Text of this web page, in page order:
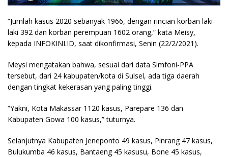
“Jumlah kasus 2020 sebanyak 1966, dengan rincian korban laki-
laki 392 dan korban perempuan 1602 orang,” kata Meisy,
kepada INFOKINI.ID, saat dikonfirmasi, Senin (22/2/2021).
Meysi mengatakan bahwa, sesuai dari data Simfoni-PPA
tersebut, dari 24 kabupaten/kota di Sulsel, ada tiga daerah
dengan tingkat kekerasan yang paling tinggi.
“Yakni, Kota Makassar 1120 kasus, Parepare 136 dan
Kabupaten Gowa 100 kasus,” tuturnya.
Selanjutnya Kabupaten Jeneponto 49 kasus, Pinrang 47 kasus,
Bulukumba 46 kasus, Bantaeng 45 kasusu, Bone 45 kasus,